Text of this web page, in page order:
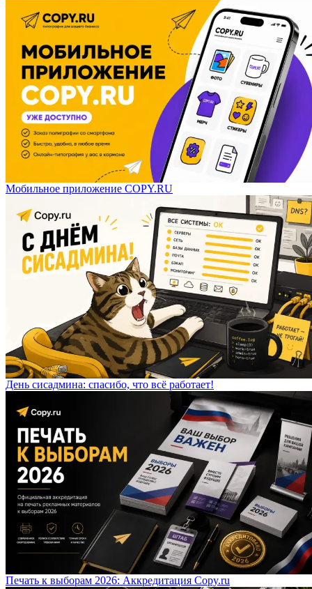
Мобильное приложение COPY.RU
День сисадмина: спасибо, что всё работает!
Печать к выборам 2026: Аккредитация Copy.ru